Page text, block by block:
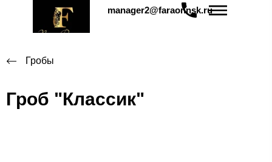
manager2@faraonnsk.ru
Гробы
Гроб "Классик"